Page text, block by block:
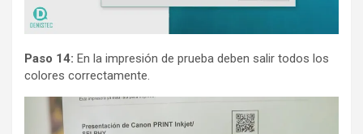
Paso 14: En la impresión de prueba deben salir todos los
colores correctamente.